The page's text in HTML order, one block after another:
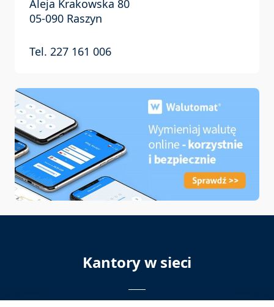
Aleja Krakowska 80
05-090 Raszyn
Tel. 227 161 006
Kantory w sieci